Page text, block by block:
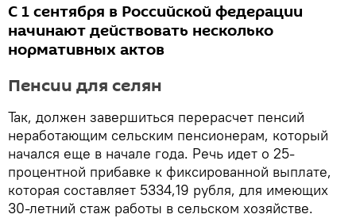
С 1 сентября в Российской федерации
начинают действовать несколько
нормативных актов
Пенсии для селян
Так, должен завершиться перерасчет пенсий
неработающим сельским пенсионерам, который
начался еще в начале года. Речь идет о 25-
процентной прибавке к фиксированной выплате,
которая составляет 5334,19 рубля, для имеющих
30-летний стаж работы в сельском хозяйстве.